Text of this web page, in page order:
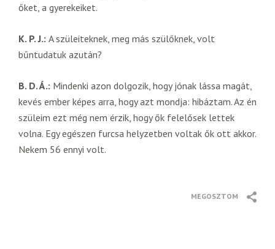
őket, a gyerekeiket.
K. P. J.: A szüleiteknek, meg más szülőknek, volt
bűntudatuk azután?
B. D. Á.: Mindenki azon dolgozik, hogy jónak lássa magát,
kevés ember képes arra, hogy azt mondja: hibáztam. Az én
szüleim ezt még nem érzik, hogy ők felelősek lettek
volna. Egy egészen furcsa helyzetben voltak ők ott akkor.
Nekem 56 ennyi volt.
MEGOSZTOM